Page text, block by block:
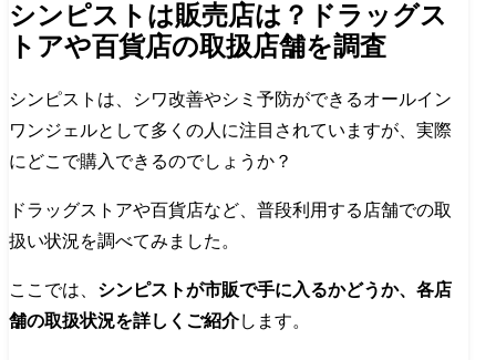
シンピストは販売店は？ドラッグス
トアや百貨店の取扱店舗を調査
シンピストは、シワ改善やシミ予防ができるオールイン
ワンジェルとして多くの人に注目されていますが、実際
にどこで購入できるのでしょうか？
ドラッグストアや百貨店など、普段利用する店舗での取
扱い状況を調べてみました。
ここでは、 シンピストが市販で手に入るかどうか、各店
舗の取扱状況を詳しくご紹介します。